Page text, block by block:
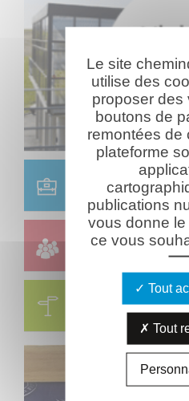
Scolaire
Réservation &
Groupes
Réservation &
Circuits
Visites & parcours
Le site
utilise des
proposer des
boutons de
remontées de
plateforme
publications
vous donne
ce vous
Tout
Tout